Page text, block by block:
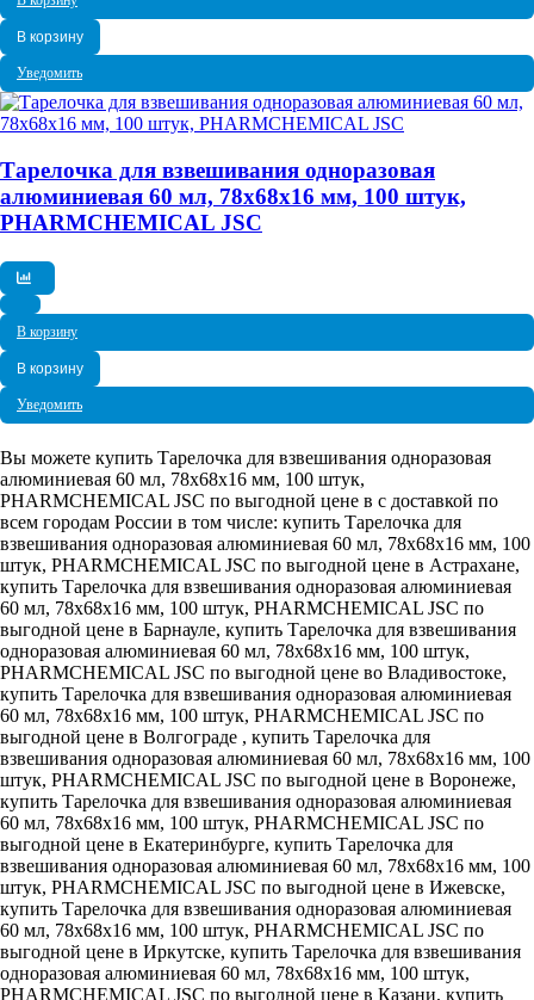
В корзину
Уведомить
Тарелочка для взвешивания одноразовая
алюминиевая 60 мл, 78x68x16 мм, 100 штук,
PHARMCHEMICAL JSC
В корзину
В корзину
Уведомить
Вы можете купить Тарелочка для взвешивания одноразовая
алюминиевая 60 мл, 78x68x16 мм, 100 штук,
PHARMCHEMICAL JSC по выгодной цене в с доставкой по
всем городам России в том числе: купить Тарелочка для
взвешивания одноразовая алюминиевая 60 мл, 78x68x16 мм, 100
штук, PHARMCHEMICAL JSC по выгодной цене в Астрахане,
купить Тарелочка для взвешивания одноразовая алюминиевая
60 мл, 78x68x16 мм, 100 штук, PHARMCHEMICAL JSC по
выгодной цене в Барнауле, купить Тарелочка для взвешивания
одноразовая алюминиевая 60 мл, 78x68x16 мм, 100 штук,
PHARMCHEMICAL JSC по выгодной цене во Владивостоке,
купить Тарелочка для взвешивания одноразовая алюминиевая
60 мл, 78x68x16 мм, 100 штук, PHARMCHEMICAL JSC по
выгодной цене в Волгограде , купить Тарелочка для
взвешивания одноразовая алюминиевая 60 мл, 78x68x16 мм, 100
штук, PHARMCHEMICAL JSC по выгодной цене в Воронеже,
купить Тарелочка для взвешивания одноразовая алюминиевая
60 мл, 78x68x16 мм, 100 штук, PHARMCHEMICAL JSC по
выгодной цене в Екатеринбурге, купить Тарелочка для
взвешивания одноразовая алюминиевая 60 мл, 78x68x16 мм, 100
штук, PHARMCHEMICAL JSC по выгодной цене в Ижевске,
купить Тарелочка для взвешивания одноразовая алюминиевая
60 мл, 78x68x16 мм, 100 штук, PHARMCHEMICAL JSC по
выгодной цене в Иркутске, купить Тарелочка для взвешивания
одноразовая алюминиевая 60 мл, 78x68x16 мм, 100 штук,
PHARMCHEMICAL JSC по выгодной цене в Казани, купить